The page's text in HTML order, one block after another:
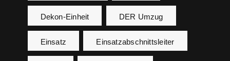
Dekon-Einheit DER Umzug
Einsatz Einsatzabschnittsleiter